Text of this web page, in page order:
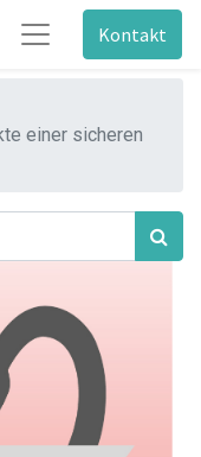
Kontakt
einer sicheren